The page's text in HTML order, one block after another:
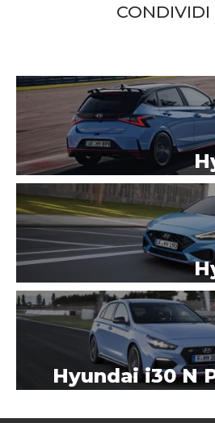
CONDIVIDI
Hyundai i30 N